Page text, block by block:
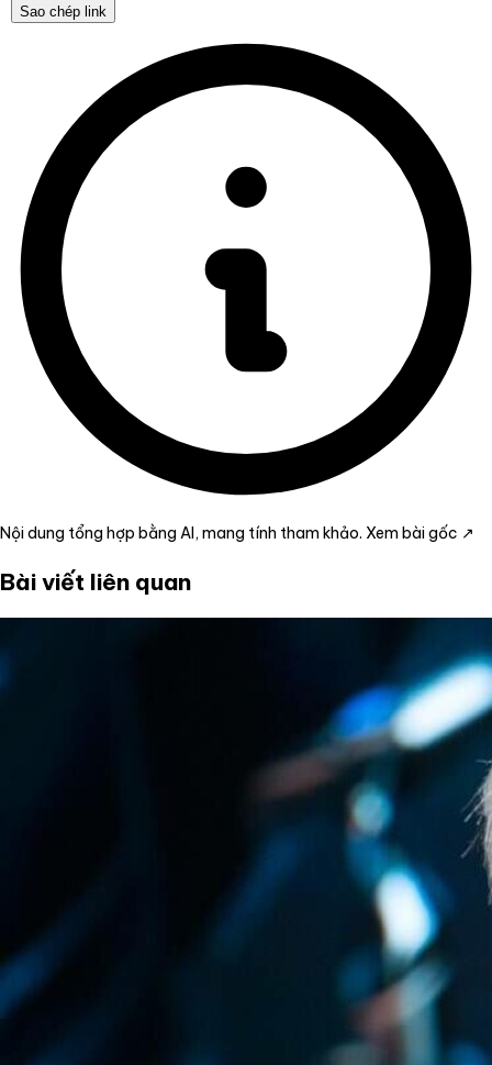
Sao chép link
Nội dung tổng hợp bằng AI, mang tính tham khảo. Xem bài gốc ↗
Bài viết liên quan